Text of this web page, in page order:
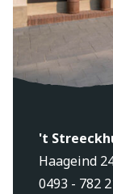
't
Haageind
0493 - 782